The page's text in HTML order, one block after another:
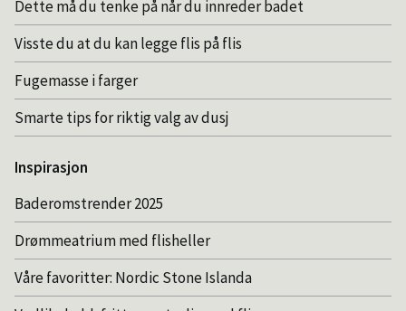
Dette må du tenke på når du innreder badet
Visste du at du kan legge flis på flis
Fugemasse i farger
Smarte tips for riktig valg av dusj
Inspirasjon
Baderomstrender 2025
Drømmeatrium med flisheller
Våre favoritter: Nordic Stone Islanda